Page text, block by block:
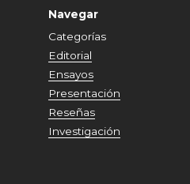
Navegar
Categorías
Editorial
Ensayos
Presentación
Reseñas
Investigación